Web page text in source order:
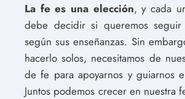
La fe es una elección, y cada
debe decidir si queremos
según sus enseñanzas. Sin
hacerlo solos, necesitamos de
de fe para apoyarnos y guiarnos
Juntos podemos crecer en nuestra